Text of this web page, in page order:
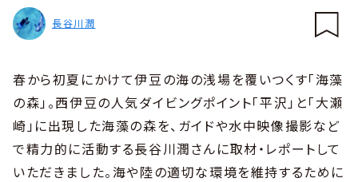
長谷川潤
春から初夏にかけて伊豆の海の浅場を覆いつくす「海藻
の森」。西伊豆の人気ダイビングポイント「平沢」と「大瀬
崎」に出現した海藻の森を、ガイドや水中映像撮影など
で精力的に活動する長谷川潤さんに取材・レポートして
いただきました。海や陸の適切な環境を維持するために